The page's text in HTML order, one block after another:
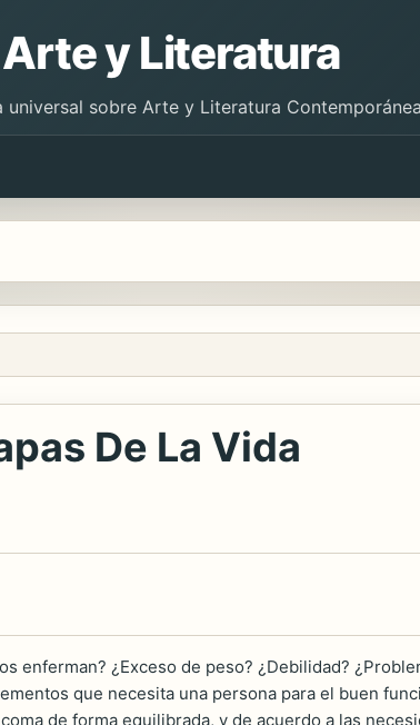
Arte y Literatura
universal sobre Arte y Literatura
De La Vida
enferman? ¿Exceso de peso? ¿Debilidad?
que necesita una persona para el buen
de forma equilibrada, y de acuerdo a las